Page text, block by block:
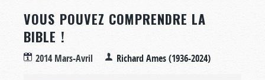
VOUS POUVEZ COMPRENDRE LA
BIBLE !
2014 Mars-Avril Richard Ames (1936-2024)